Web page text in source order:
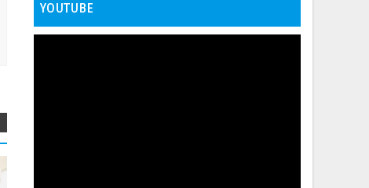
YOUTUBE